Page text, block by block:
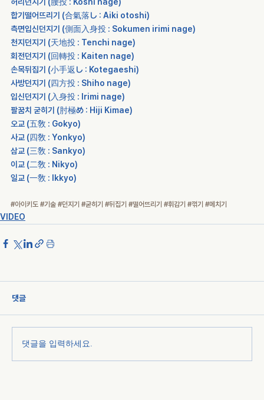
합기떨어뜨리기 (合氣落し : Aiki otoshi)
측면입신던지기 (側面入身投 : Sokumen irimi nage)
천지던지기 (天地投 : Tenchi nage)
회전던지기 (回轉投 : Kaiten nage)
손목뒤집기 (小手返し : Kotegaeshi)
사방던지기 (四方投 : Shiho nage)
입신던지기 (入身投 : Irimi nage)
팔꿈치 굳히기 (肘極め : Hiji Kimae)
오교 (五敎 : Gokyo)
사교 (四敎 : Yonkyo)
삼교 (三敎 : Sankyo)
이교 (二敎 : Nikyo)
일교 (一敎 : Ikkyo)
#아이키도 #기술 #던지기 #굳히기 #뒤집기 #떨어뜨리기 #휘감기 #꺾기 #메치기
VIDEO
댓글
댓글을 입력하세요.